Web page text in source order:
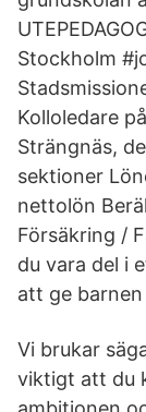
Stockholm
Kolloledare
Strängnäs,
sektioner
nettolön
Försäkring /
du vara del i
att ge
Vi brukar
viktigt att du